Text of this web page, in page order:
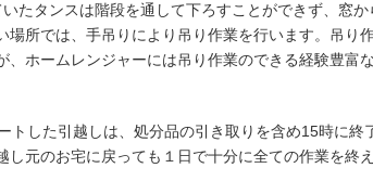
たタンスは階段を通して下ろすことができず、窓
場所では、手吊りにより吊り作業を行います。吊り
、ホームレンジャーには吊り作業のできる経験豊富
トした引越しは、処分品の引き取りを含め15時に終
し元のお宅に戻っても１日で十分に全ての作業を終